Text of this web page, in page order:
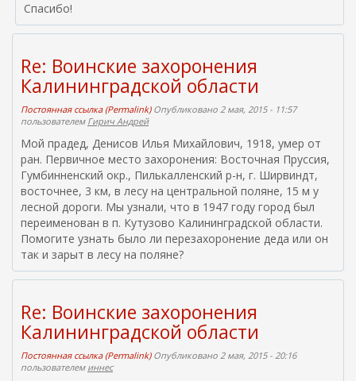
ы
Спасибо!
Re: Воинские захоронения
Калининградской области
Постоянная ссылка (Permalink)Опубликовано 2 мая, 2015 - 11:57
пользователем Гирич Андрей
Мой прадед, Денисов Илья Михайлович, 1918, умер от
ран. Первичное место захоронения: Восточная Пруссия,
Гумбинненский окр., Пилькалленский р-н, г. Ширвиндт,
восточнее, 3 км, в лесу на центральной поляне, 15 м у
лесной дороги. Мы узнали, что в 1947 году город был
переименован в п. Кутузово Калининградской области.
Помогите узнать было ли перезахоронение деда или он
так и зарыт в лесу на поляне?
Re: Воинские захоронения
Калининградской области
Постоянная ссылка (Permalink)Опубликовано 2 мая, 2015 - 20:16
пользователем иннес